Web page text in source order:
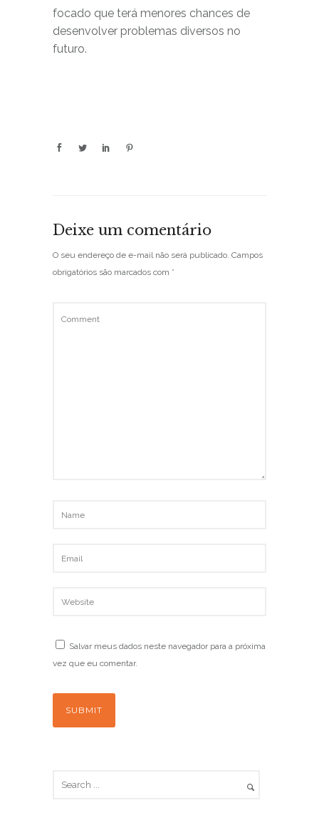
focado que terá menores chances de
desenvolver problemas diversos no
futuro.
Deixe um comentário
O seu endereço de e-mail não será publicado. Campos
obrigatórios são marcados com *
Salvar meus dados neste navegador para a próxima
vez que eu comentar.